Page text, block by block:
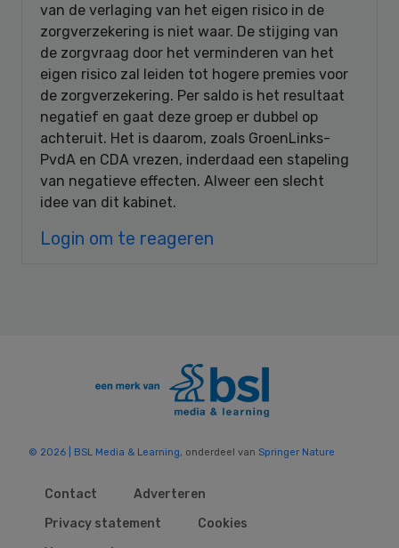
van de verlaging van het eigen risico in de
zorgverzekering is niet waar. De stijging van
de zorgvraag door het verminderen van het
eigen risico zal leiden tot hogere premies voor
de zorgverzekering. Per saldo is het resultaat
negatief en gaat deze groep er dubbel op
achteruit. Het is daarom, zoals GroenLinks-
PvdA en CDA vrezen, inderdaad een stapeling
van negatieve effecten. Alweer een slecht
idee van dit kabinet.
Login om te reageren
© 2026 | BSL Media & Learning , onderdeel van Springer Nature
Contact
Adverteren
Privacy statement
Cookies